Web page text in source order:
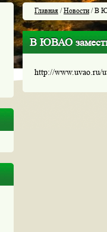
Главная /Новости/ В
В ЮВАО
http://www.uvao.ru/